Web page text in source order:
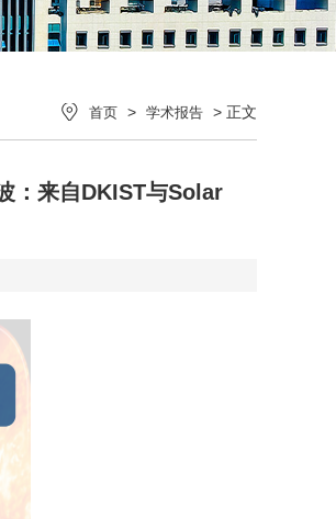
首页 > 学术报告 > 正文
：来自DKIST与Solar